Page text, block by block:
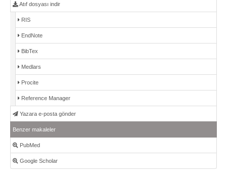
Atıf dosyası indir
RIS
EndNote
BibTex
Medlars
Procite
Reference Manager
Yazara e-posta gönder
Benzer makaleler
PubMed
Google Scholar